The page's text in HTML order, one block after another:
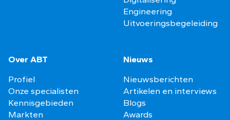
Engineering
Uitvoeringsbegeleiding
Over ABT
Profiel
Onze specialisten
Kennisgebieden
Markten
Nieuws
Nieuwsberichten
Artikelen en interviews
Blogs
Awards